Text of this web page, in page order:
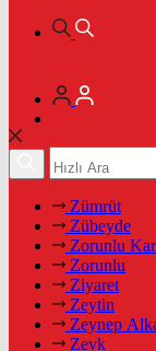
Zümrüt
Zübeyde
Zorunlu
Zorunlu
Ziyaret
Zeytin
Zeynep
Zevk